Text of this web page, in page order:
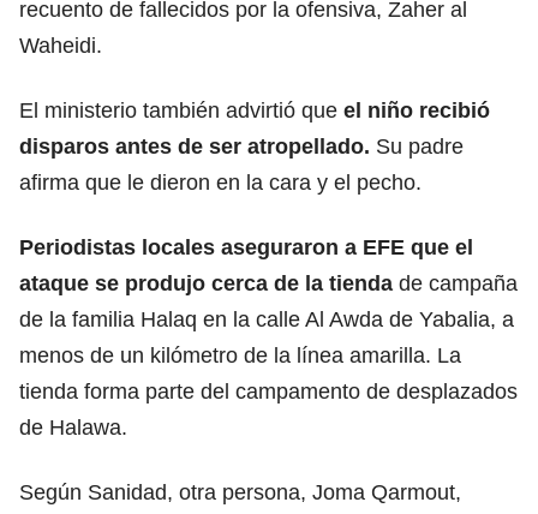
recuento de fallecidos por la ofensiva, Zaher al
Waheidi.
El ministerio también advirtió que el niño recibió
disparos antes de ser atropellado. Su padre
afirma que le dieron en la cara y el pecho.
Periodistas locales aseguraron a EFE que el
ataque se produjo cerca de la tienda de campaña
de la familia Halaq en la calle Al Awda de Yabalia, a
menos de un kilómetro de la línea amarilla. La
tienda forma parte del campamento de desplazados
de Halawa.
Según Sanidad, otra persona, Joma Qarmout,